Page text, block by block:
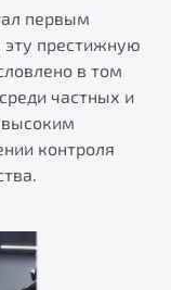
программой
первым
престижную
в том
частных и
контроля